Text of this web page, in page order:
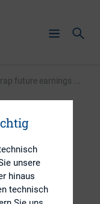
future earnings ...
calls?
unsere
hinaus
technisch